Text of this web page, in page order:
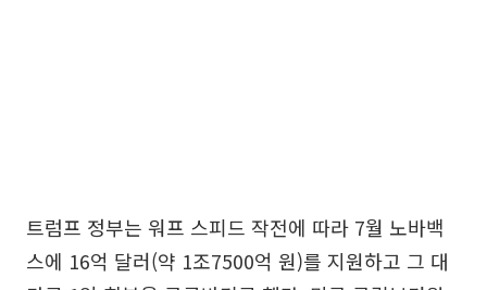
트럼프 정부는 워프 스피드 작전에 따라 7월 노바백
스에 16억 달러(약 1조7500억 원)를 지원하고 그 대